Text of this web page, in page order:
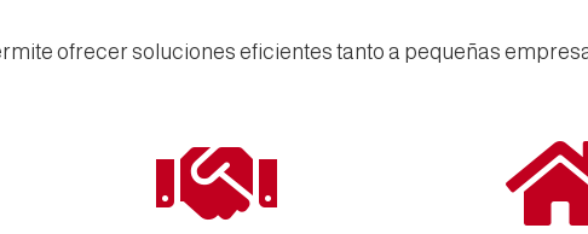
ofrecer soluciones eficientes tanto a pequeñas
